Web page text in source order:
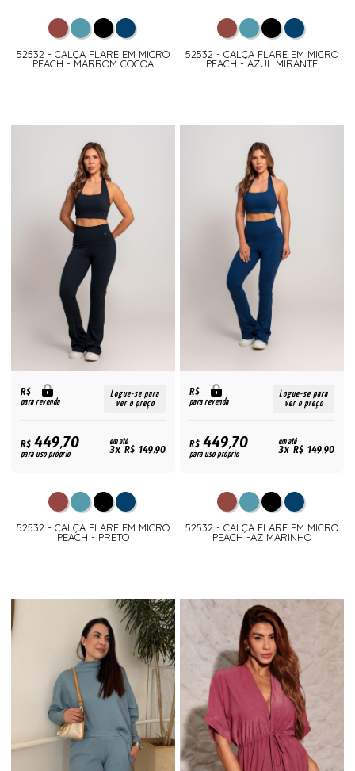
52532 - CALÇA FLARE EM MICRO
PEACH - MARROM COCOA
52532 - CALÇA FLARE EM MICRO
PEACH - AZUL MIRANTE
R$
para revenda
Logue-se para
ver o preço
R$449,70
para uso próprio
em até
3x R$ 149,90
52532 - CALÇA FLARE EM MICRO
PEACH - PRETO
R$
para revenda
Logue-se para
ver o preço
R$449,70
para uso próprio
em até
3x R$ 149,90
52532 - CALÇA FLARE EM MICRO
PEACH -AZ MARINHO